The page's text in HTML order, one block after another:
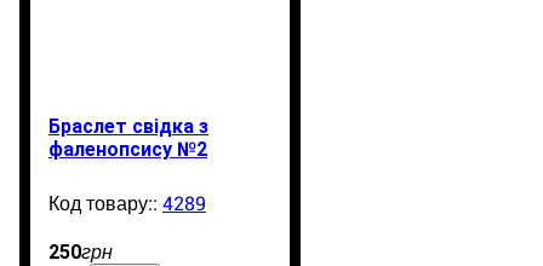
Браслет свідка з
фаленопсису №2
4289
250грн